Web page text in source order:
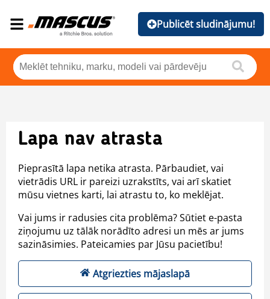
Publicēt sludinājumu!
Lapa nav atrasta
Pieprasītā lapa netika atrasta. Pārbaudiet, vai
vietrādis URL ir pareizi uzrakstīts, vai arī skatiet
mūsu vietnes karti, lai atrastu to, ko meklējat.
Vai jums ir radusies cita problēma? Sūtiet e-pasta
ziņojumu uz tālāk norādīto adresi un mēs ar jums
sazināsimies. Pateicamies par Jūsu pacietību!
Atgriezties mājaslapā